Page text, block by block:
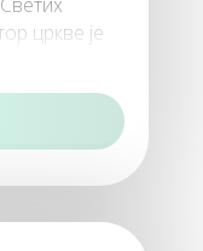
цркве је